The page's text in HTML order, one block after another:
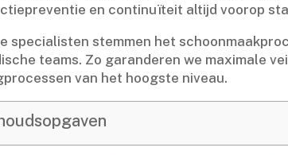
en continuïteit altijd voorop
specialisten stemmen het
teams.​ Zo garanderen we maximale
van het hoogste niveau.​